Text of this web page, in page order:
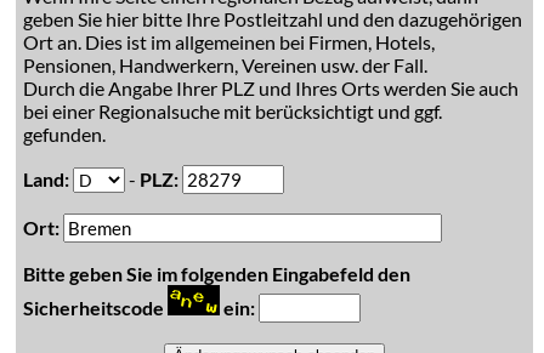
geben Sie hier bitte Ihre Postleitzahl und den dazugehörigen
Ort an. Dies ist im allgemeinen bei Firmen, Hotels,
Pensionen, Handwerkern, Vereinen usw. der Fall.
Durch die Angabe Ihrer PLZ und Ihres Orts werden Sie auch
bei einer Regionalsuche mit berücksichtigt und ggf.
gefunden.
Land:
- PLZ:
Ort:
Bitte geben Sie im folgenden Eingabefeld den
Sicherheitscode
ein: